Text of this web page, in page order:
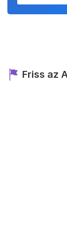
Friss az